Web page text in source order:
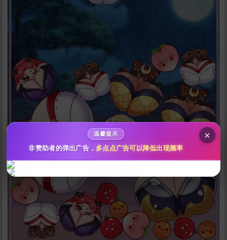
给新作限定打赏
10 分 50分 100 分
200 分 500 分 自定义
秒传文本链接
点击全选
×
温馨提示
非赞助者的弹出广告， 多点点广告可以降低出现频率